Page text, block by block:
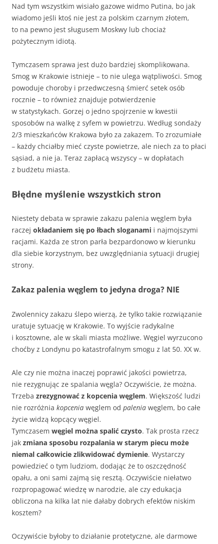
Nad tym wszystkim wisiało gazowe widmo Putina, bo jak
wiadomo jeśli ktoś nie jest za polskim czarnym złotem,
to na pewno jest sługusem Moskwy lub chociaż
pożytecznym idiotą.
Tymczasem sprawa jest dużo bardziej skomplikowana.
Smog w Krakowie istnieje – to nie ulega wątpliwości. Smog
powoduje choroby i przedwczesną śmierć setek osób
rocznie – to również znajduje potwierdzenie
w statystykach. Gorzej o jedno spojrzenie w kwestii
sposobów na walkę z syfem w powietrzu. Według sondaży
2/3 mieszkańców Krakowa było za zakazem. To zrozumiałe
– każdy chciałby mieć czyste powietrze, ale niech za to płaci
sąsiad, a nie ja. Teraz zapłacą wszyscy – w dopłatach
z budżetu miasta.
Błędne myślenie wszystkich stron
Niestety debata w sprawie zakazu palenia węglem była
raczej okładaniem się po łbach sloganami i najmojszymi
racjami. Każda ze stron parła bezpardonowo w kierunku
dla siebie korzystnym, bez uwzględniania sytuacji drugiej
strony.
Zakaz palenia węglem to jedyna droga? NIE
Zwolennicy zakazu ślepo wierzą, że tylko takie rozwiązanie
uratuje sytuację w Krakowie. To wyjście radykalne
i kosztowne, ale w skali miasta możliwe. Węgiel wyrzucono
choćby z Londynu po katastrofalnym smogu z lat 50. XX w.
Ale czy nie można inaczej poprawić jakości powietrza,
nie rezygnując ze spalania węgla? Oczywiście, że można.
Trzeba zrezygnować z kopcenia węglem. Większość ludzi
nie rozróżnia kopcenia węglem od palenia węglem, bo całe
życie widzą kopcący węgiel.
Tymczasem węgiel można spalić czysto. Tak prosta rzecz
jak zmiana sposobu rozpalania w starym piecu może
niemal całkowicie zlikwidować dymienie. Wystarczy
powiedzieć o tym ludziom, dodając że to oszczędność
opału, a oni sami zajmą się resztą. Oczywiście niełatwo
rozpropagować wiedzę w narodzie, ale czy edukacja
obliczona na kilka lat nie dałaby dobrych efektów niskim
kosztem?
Oczywiście byłoby to działanie protetyczne, ale darmowe